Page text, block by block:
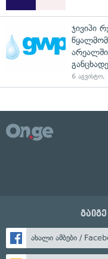
ჯივიპი
არეალში
6
ახალი ამბები /